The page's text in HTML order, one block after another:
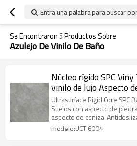
Entra una palabra para buscar
Se Encontraron5Productos Sobre
Azulejo De Vinilo De Baño
Núcleo rígido SPC
vinilo de lujo Aspecto
de sótano de bajo
aspecto de ceniza de
Ultrasurface Rigid Core SPC
Suelos con aspecto de
aspecto de ceniza.
mantenimiento. Duradero.
modelo:UCT 6004